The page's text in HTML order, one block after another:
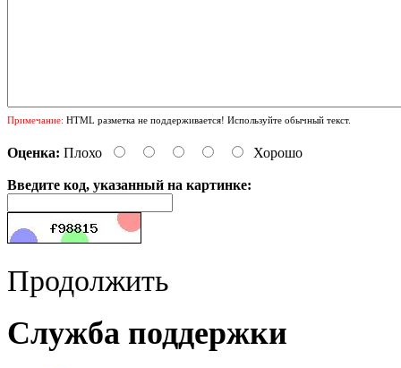
Примечание: HTML разметка не поддерживается! Используйте обычный текст.
Оценка: Плохо Хорошо
Введите код, указанный на картинке:
Продолжить
Служба поддержки